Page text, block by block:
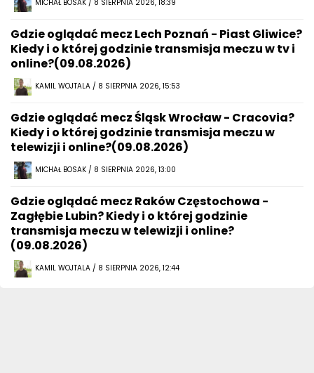
MICHAŁ BOSAK / 8 SIERPNIA 2026, 18:39
Gdzie oglądać mecz Lech Poznań - Piast Gliwice?
Kiedy i o której godzinie transmisja meczu w tv i
online?(09.08.2026)
KAMIL WOJTALA / 8 SIERPNIA 2026, 15:53
Gdzie oglądać mecz Śląsk Wrocław - Cracovia?
Kiedy i o której godzinie transmisja meczu w
telewizji i online?(09.08.2026)
MICHAŁ BOSAK / 8 SIERPNIA 2026, 13:00
Gdzie oglądać mecz Raków Częstochowa -
Zagłębie Lubin? Kiedy i o której godzinie
transmisja meczu w telewizji i online?
(09.08.2026)
KAMIL WOJTALA / 8 SIERPNIA 2026, 12:44